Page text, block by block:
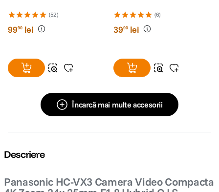
(52)
9990 lei
(6)
3990 lei
Încarcă mai multe accesorii
Descriere
Panasonic HC-VX3 Camera Video Compacta